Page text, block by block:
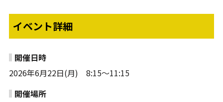
イベント詳細
開催日時
2026年6月22日(月) 8:15～11:15
開催場所